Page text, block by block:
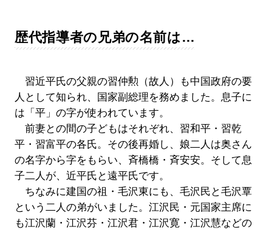
歴代指導者の兄弟の名前は…
習近平氏の父親の習仲勲（故人）も中国政府の要
人として知られ、国家副総理を務めました。息子に
は「平」の字が使われています。
前妻との間の子どもはそれぞれ、習和平・習乾
平・習富平の各氏。その後再婚し、娘二人は奥さん
の名字から字をもらい、斉橋橋・斉安安。そして息
子二人が、近平氏と遠平氏です。
ちなみに建国の祖・毛沢東にも、毛沢民と毛沢覃
という二人の弟がいました。江沢民・元国家主席に
も江沢蘭・江沢芬・江沢君・江沢寛・江沢慧などの